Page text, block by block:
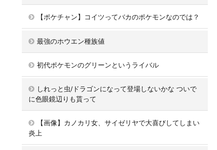
【ポケチャン】コイツってバカのポケモンなのでは？
最強のホウエン種族値
初代ポケモンのグリーンというライバル
しれっと虫/ドラゴンになって登場しないかな ついで
に色眼鏡辺りも貰って
【画像】カノカリ女、サイゼリヤで大喜びしてしまい
炎上